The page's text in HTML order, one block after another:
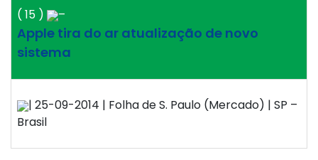
( 15 ) –
Apple tira do ar atualização de novo
sistema
| 25-09-2014 | Folha de S. Paulo (Mercado) | SP –
Brasil